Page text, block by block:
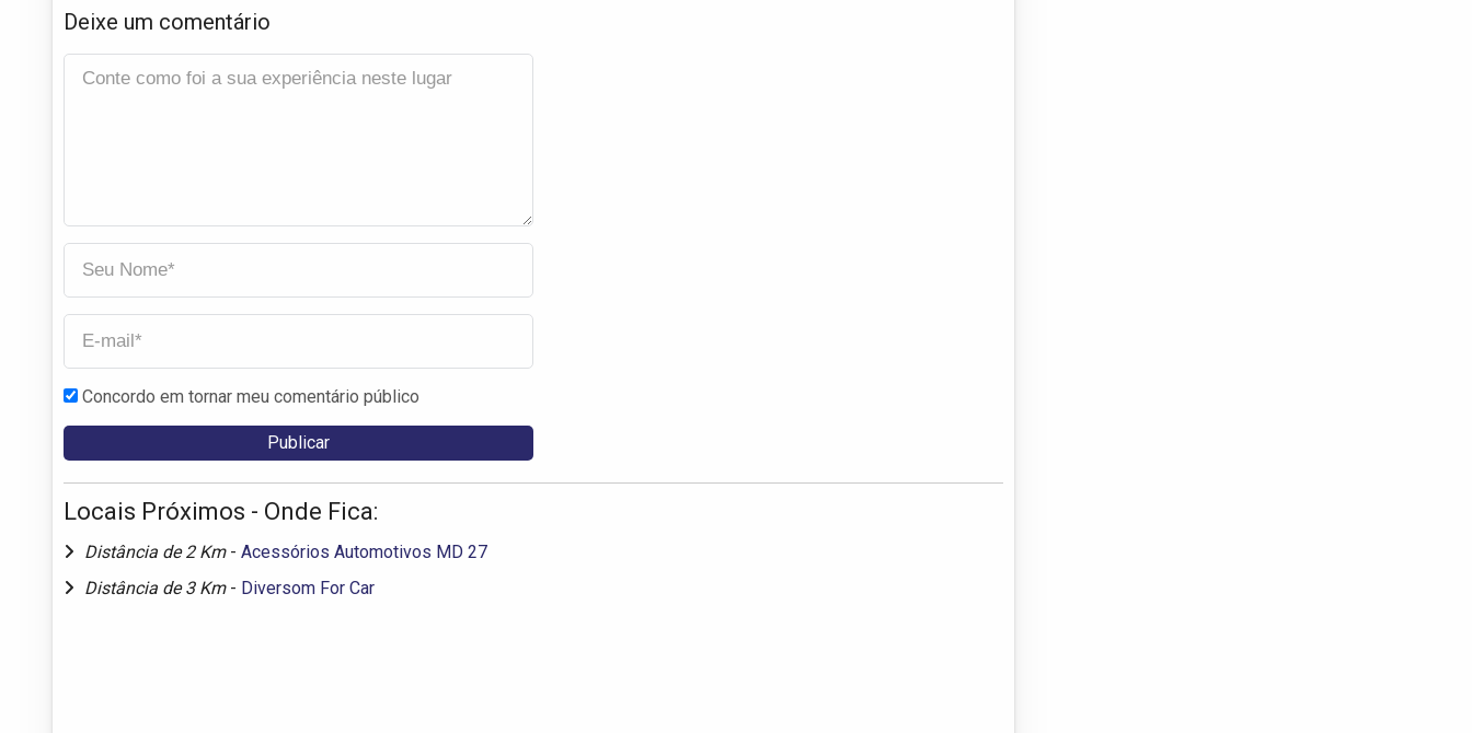
Deixe um comentário
Concordo em tornar meu comentário público
Locais Próximos - Onde Fica:
Distância de 2 Km - Acessórios Automotivos MD 27
Distância de 3 Km - Diversom For Car